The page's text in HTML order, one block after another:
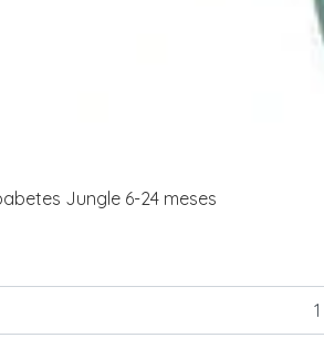
Jungle 6-24 meses